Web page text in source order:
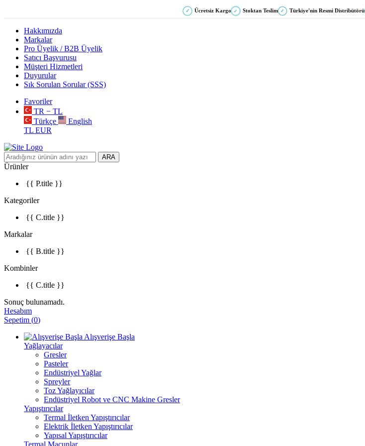
✓ Ücretsiz Kargo ✓ Stoktan Teslim ✓ Türkiye'nin Resmi Distribütörü
Hakkımızda
Markalar
Pro Üyelik / B2B Üyelik
Satıcı Başvurusu
Müşteri Hizmetleri
Duyurular
Sık Sorulan Sorular (SSS)
Favoriler
TR − TL
Türkçe
English
TL EUR
ARA
Ürünler
{{ P.title }}
Kategoriler
{{ C.title }}
Markalar
{{ B.title }}
Kombinler
{{ C.title }}
Sonuç bulunamadı.
Hesabım
Sepetim (0)
Alışverişe Başla
Yağlayacılar
Gresler
Pasteler
Endüstriyel Yağlar
Spreyler
Toz Yağlayıcılar
Endüstriyel Robot ve CNC Makine Gresler
Yapıştırıcılar
Termal İletken Yapıştırıcılar
Elektrik İletken Yapıştırıcılar
Yapısal Yapıştırıcılar
Termal Macunlar